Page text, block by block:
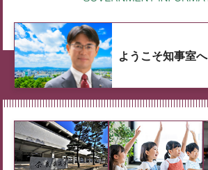
ようこそ知事室へ